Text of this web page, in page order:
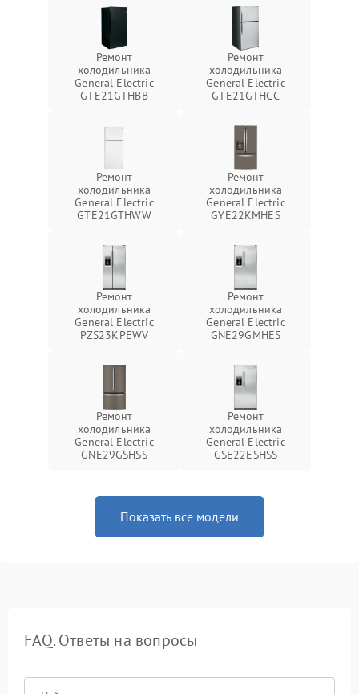
Ремонт
холодильника
General Electric
GTE21GTHBB
Ремонт
холодильника
General Electric
GTE21GTHCC
Ремонт
холодильника
General Electric
GTE21GTHWW
Ремонт
холодильника
General Electric
GYE22KMHES
Ремонт
холодильника
General Electric
PZS23KPEWV
Ремонт
холодильника
General Electric
GNE29GMHES
Ремонт
холодильника
General Electric
GNE29GSHSS
Ремонт
холодильника
General Electric
GSE22ESHSS
Показать все модели
FAQ. Ответы на вопросы